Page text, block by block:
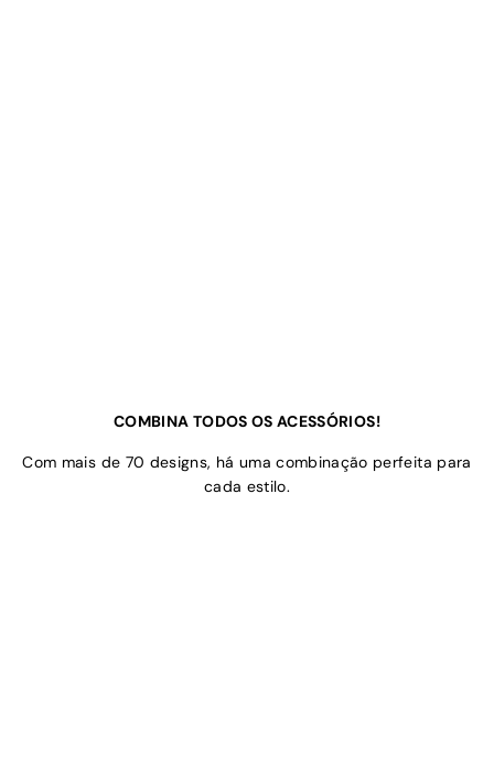
COMBINA TODOS OS ACESSÓRIOS!
Com mais de 70 designs, há uma combinação perfeita para
cada estilo.